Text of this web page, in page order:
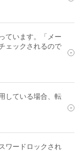
ています。「メー
ェックされるので
している場合、転
ワードロックされ